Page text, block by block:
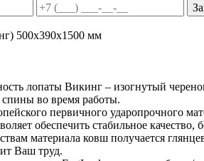
500х390х1500 мм
лопаты Викинг – изогнутый
во время работы.
первичного ударопрочного
обеспечить стабильное
материала ковш получается
Ваш труд.